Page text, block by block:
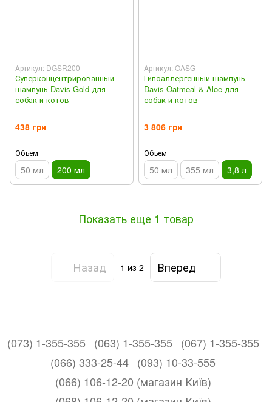
Артикул: DGSR200
Суперконцентрированный
шампунь Davis Gold для
собак и котов
438 грн
Объем
50 мл 200 мл
Артикул: OASG
Гипоаллергенный шампунь
Davis Oatmeal & Aloe для
собак и котов
3 806 грн
Объем
50 мл 355 мл 3,8 л
Показать еще 1 товар
Назад 1 из 2 Вперед
(073) 1-355-355 (063) 1-355-355 (067) 1-355-355
(066) 333-25-44 (093) 10-33-555
(066) 106-12-20 (магазин Київ)